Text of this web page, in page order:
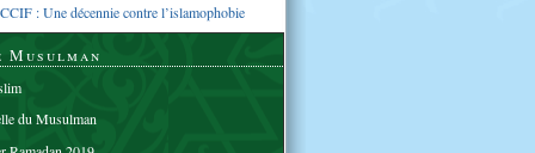
: Une décennie contre l’islamophobie
Musulman
du Musulman